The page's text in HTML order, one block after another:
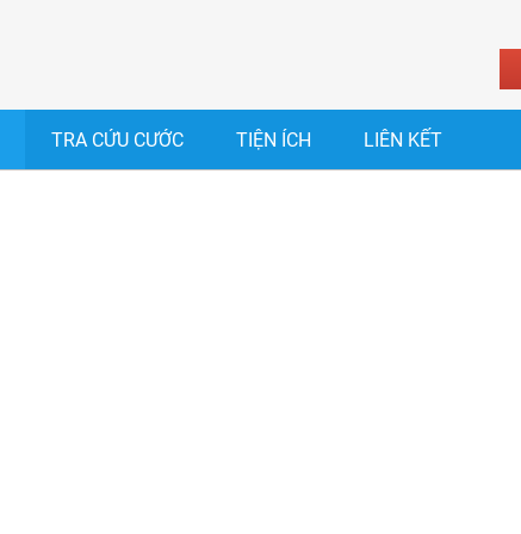
TRA CỨU CƯỚC TIỆN ÍCH LIÊN KẾT